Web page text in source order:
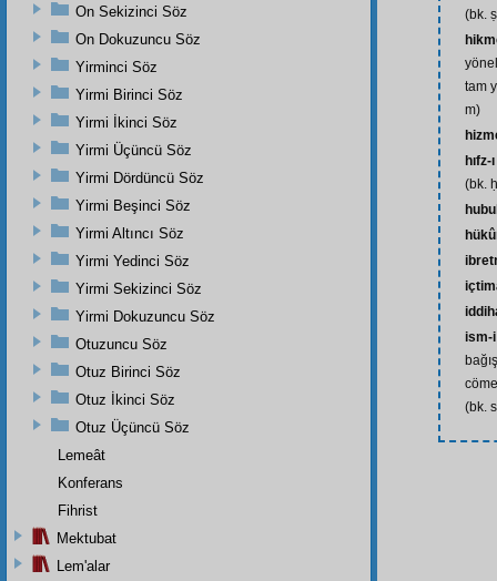
(bk.
tam
m)
hıfz-
(bk.
ism-
(bk.
On Sekizinci Söz
On Dokuzuncu Söz
Yirminci Söz
Yirmi Birinci Söz
Yirmi İkinci Söz
Yirmi Üçüncü Söz
Yirmi Dördüncü Söz
Yirmi Beşinci Söz
Yirmi Altıncı Söz
Yirmi Yedinci Söz
Yirmi Sekizinci Söz
Yirmi Dokuzuncu Söz
Otuzuncu Söz
Otuz Birinci Söz
Otuz İkinci Söz
Otuz Üçüncü Söz
Lemeât
Konferans
Fihrist
Mektubat
Lem'alar